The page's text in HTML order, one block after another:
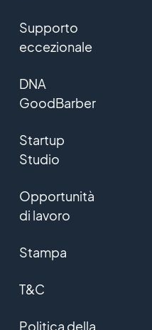
Supporto
eccezionale
DNA
GoodBarber
Startup
Studio
Opportunità
di lavoro
Stampa
T&C
Politica della